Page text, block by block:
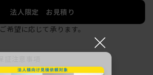
法人限定 お見積り
ご希望に応じて承ります。
×